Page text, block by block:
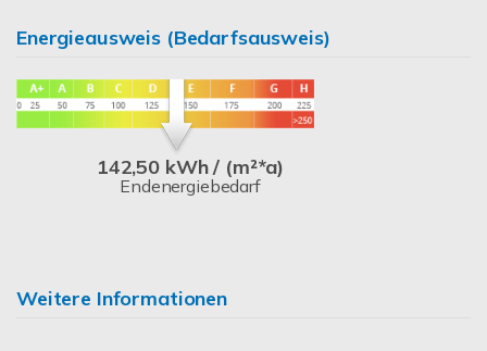
Energieausweis (Bedarfsausweis)
142,50 kWh / (m²*a)
Endenergiebedarf
Weitere Informationen